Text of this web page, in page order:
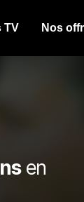
TV Nos
en